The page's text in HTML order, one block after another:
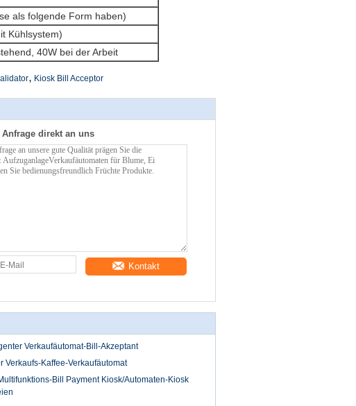
als folgende Form haben)
Kühlsystem)
40W bei der Arbeit
, Kiosk Bill Acceptor
direkt an uns
Kontakt
Verkaufäutomat-Bill-Akzeptant
Verkaufs-Kaffee-Verkaufäutomat
Bill Payment Kiosk/Automaten-Kiosk